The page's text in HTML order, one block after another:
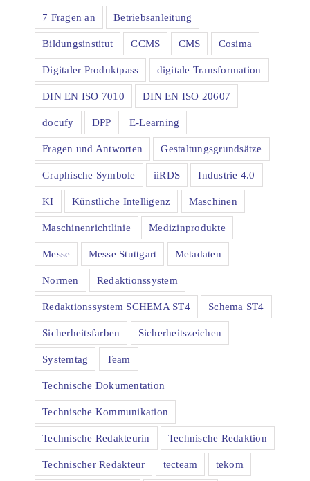
7 Fragen an Betriebsanleitung
Bildungsinstitut CCMS CMS Cosima
Digitaler Produktpass digitale Transformation
DIN EN ISO 7010 DIN EN ISO 20607
docufy DPP E-Learning
Fragen und Antworten Gestaltungsgrundsätze
Graphische Symbole iiRDS Industrie 4.0
KI Künstliche Intelligenz Maschinen
Maschinenrichtlinie Medizinprodukte
Messe Messe Stuttgart Metadaten
Normen Redaktionssystem
Redaktionssystem SCHEMA ST4 Schema ST4
Sicherheitsfarben Sicherheitszeichen
Systemtag Team
Technische Dokumentation
Technische Kommunikation
Technische Redakteurin Technische Redaktion
Technischer Redakteur tecteam tekom